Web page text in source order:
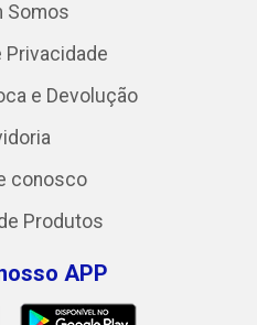
Somos
Privacidade
e Devolução
conosco
Produtos
APP